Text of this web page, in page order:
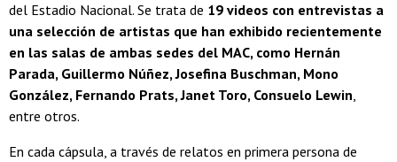
del Estadio Nacional. Se trata de 19 videos con entrevistas a
una selección de artistas que han exhibido recientemente
en las salas de ambas sedes del MAC, como Hernán
Parada, Guillermo Núñez, Josefina Buschman, Mono
González, Fernando Prats, Janet Toro, Consuelo Lewin,
entre otros.
En cada cápsula, a través de relatos en primera persona de